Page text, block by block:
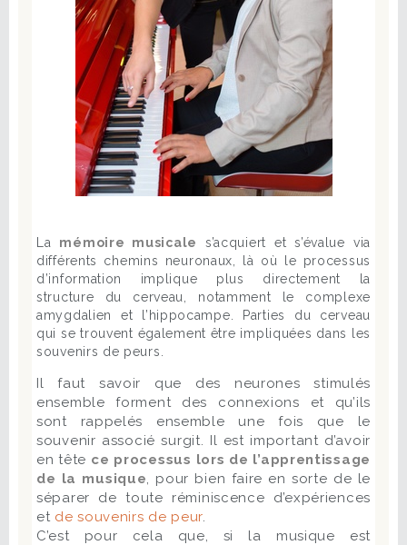
La mémoire musicale
s’acquiert et s’évalue via
différents chemins neuronaux, là où le processus
d’information implique plus directement la
structure du cerveau, notamment le complexe
amygdalien et l’hippocampe. Parties du cerveau
qui se trouvent également être impliquées dans les
souvenirs de peurs.
Il faut savoir que des neurones stimulés
ensemble forment des connexions et qu’ils
sont rappelés ensemble une fois que le
souvenir associé surgit. Il est important d’avoir
en tête ce processus lors de l’apprentissage
de la musique, pour bien faire en sorte de le
séparer de toute réminiscence d’expériences
et de souvenirs de peur.
C’est pour cela que, si la musique est